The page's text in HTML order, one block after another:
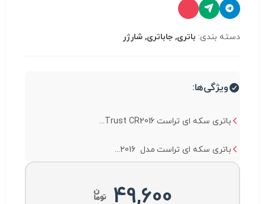
دسته بندی: باتری, جاباتری, شارژر
ویژگی‌ها:
باتری سکه ای تراست Trust CR2016...
باتری سکه ای تراست مدل 2016...
49,600